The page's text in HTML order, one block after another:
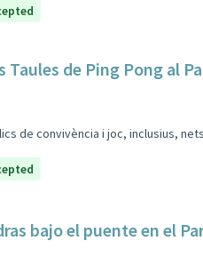
Taules de Ping Pong al
de convivència i joc, inclusius,
bajo el puente en el